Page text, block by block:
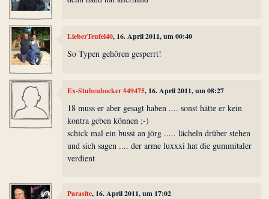
LieberTeufel40, 16. April 2011, um 00:40
So Typen gehören gesperrt!
Ex-Stubenhocker #49475, 16. April 2011, um 08:27
18 muss er aber gesagt haben .... sonst hätte er kein
kontra geben können ;-)
schick mal ein bussi an jörg ..... lächeln drüber stehen
und sich sagen .... der arme luxxxi hat die gummitaler
verdient
Parasite, 16. April 2011, um 17:02